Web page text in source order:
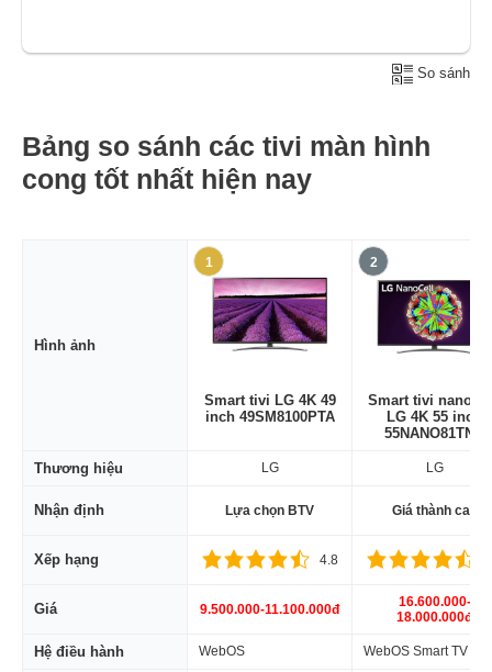
So sánh
Bảng so sánh các tivi màn hình
cong tốt nhất hiện nay
Hình ảnh
1
Smart tivi LG 4K 49
inch 49SM8100PTA
2
Smart tivi nano
LG 4K 55 inch
55NANO81TNA
Thương hiệu LG LG
Nhận định Lựa chọn BTV Giá thành cao
Xếp hạng 4.8
Giá 9.500.000-11.100.000đ
16.600.000-
18.000.000đ
Hệ điều hành WebOS WebOS Smart TV 5.0